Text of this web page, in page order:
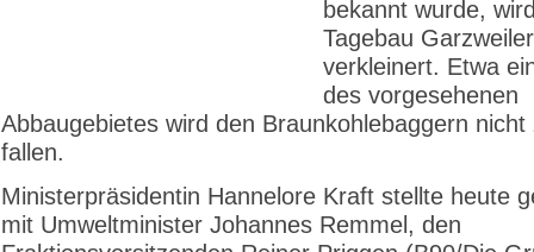
bekannt wurde,
Tagebau
verkleinert. Etwa
des vorgesehenen
Abbaugebietes wird den Braunkohlebaggern
fallen.
Ministerpräsidentin Hannelore Kraft stellte heute
mit Umweltminister Johannes Remmel, den